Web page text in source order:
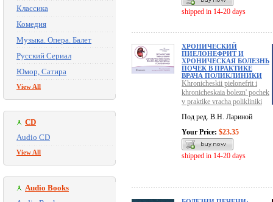
Классика
Комедия
Музыка. Опера. Балет
Русский Сериал
Юмор, Сатира
View All
CD
Audio CD
View All
Audio Books
shipped in 14-20 days
ХРОНИЧЕСКИЙ
ПИЕЛОНЕФРИТ И
ХРОНИЧЕСКАЯ БОЛЕЗНЬ
ПОЧЕК В ПРАКТИКЕ
ВРАЧА ПОЛИКЛИНИКИ
Khronicheskii pielonefrit i
khronicheskaia bolezn' pochek
v praktike vracha polikliniki
Под ред. В.Н. Лариной
Your Price: $23.35
shipped in 14-20 days